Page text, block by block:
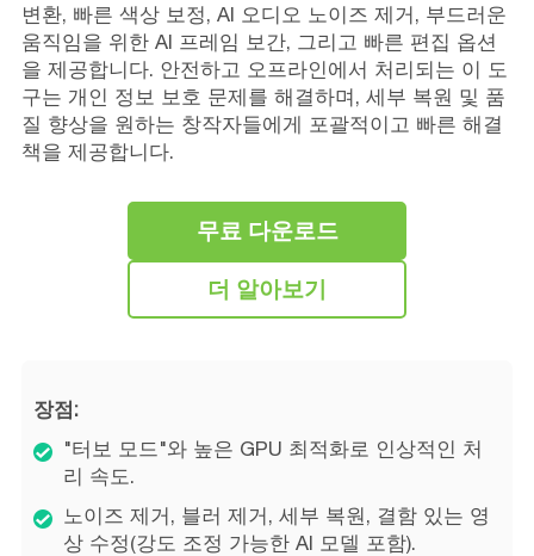
변환, 빠른 색상 보정, AI 오디오 노이즈 제거, 부드러운
움직임을 위한 AI 프레임 보간, 그리고 빠른 편집 옵션
을 제공합니다. 안전하고 오프라인에서 처리되는 이 도
구는 개인 정보 보호 문제를 해결하며, 세부 복원 및 품
질 향상을 원하는 창작자들에게 포괄적이고 빠른 해결
책을 제공합니다.
무료 다운로드
더 알아보기
장점:
"터보 모드"와 높은 GPU 최적화로 인상적인 처
리 속도.
노이즈 제거, 블러 제거, 세부 복원, 결함 있는 영
상 수정(강도 조정 가능한 AI 모델 포함).